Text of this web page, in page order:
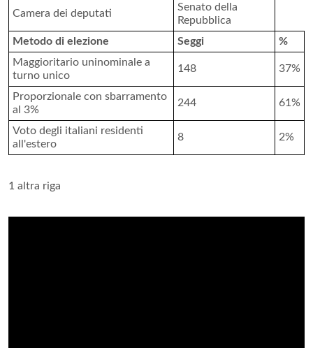
Camera dei deputati
Senato della
Repubblica
Metodo di elezione
Seggi
%
Maggioritario uninominale a
turno unico
148 37%
Proporzionale con sbarramento
al 3%
244 61%
Voto degli italiani residenti
all'estero
8 2%
1 altra riga